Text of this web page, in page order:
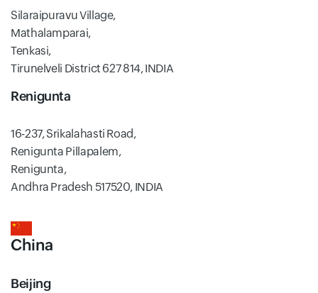
Silaraipuravu Village,
Mathalamparai,
Tenkasi,
Tirunelveli District 627 814, INDIA
Renigunta
16-237, Srikalahasti Road,
Renigunta Pillapalem,
Renigunta,
Andhra Pradesh 517520, INDIA
China
Beijing